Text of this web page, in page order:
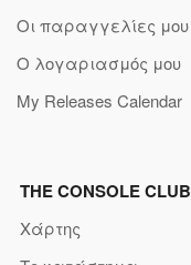
Οι παραγγελίες μου
Ο λογαριασμός μου
My Releases Calendar
THE CONSOLE CLUB
Χάρτης